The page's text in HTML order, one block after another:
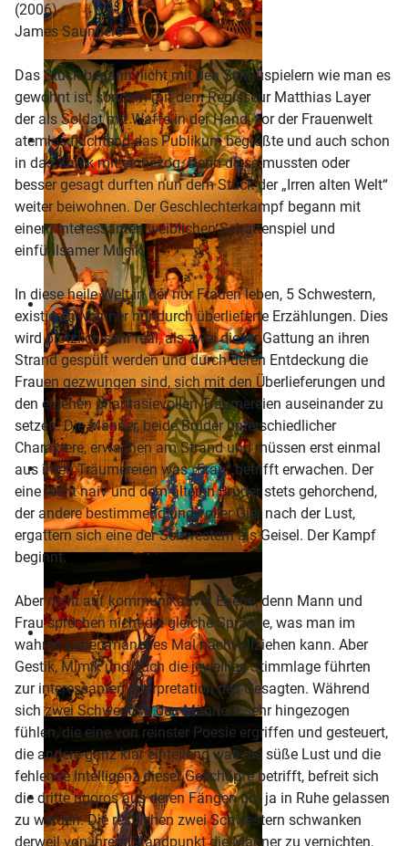
(2006)
James Saunders
Das Stück begann nicht mit den Schauspielern wie man es
gewohnt ist, sondern mit dem Regisseur Matthias Layer
der als Soldat mit Waffe in der Hand, vor der Frauenwelt
atemlos flüchtend das Publikum begrüßte und auch schon
in das Stück mit einbezog. Denn diese mussten oder
besser gesagt durften nun dem Stück der „Irren alten Welt“
weiter beiwohnen. Der Geschlechterkampf begann mit
einem interessanten weiblichen Schattenspiel und
einfühlsamer Musik.
In diese heile Welt in der nur Frauen leben, 5 Schwestern,
existieren Männer nur durch überlieferte Erzählungen. Dies
wird plötzlich sehr real, als zwei dieser Gattung an ihren
Strand gespült werden und durch deren Entdeckung die
Frauen gezwungen sind, sich mit den Überlieferungen und
den eigenen phantasievollen Träumereien auseinander zu
setzen. Die Männer, beide Brüder unterschiedlicher
Charaktere, erwachen am Strand und müssen erst einmal
aus ihren Träumereien was „Frau“ betrifft erwachen. Der
eine recht naiv und dem älteren Bruder stets gehorchend,
der andere bestimmend und voller Gier nach der Lust,
ergattern sich eine der Schwestern als Geisel. Der Kampf
beginnt.
Aber nicht auf kommunikativer Ebene, denn Mann und
Frau sprechen nicht die gleiche Sprache, was man im
wahren Leben manches Mal nachvollziehen kann. Aber
Gestik, Mimik und auch die jeweilige Stimmlage führten
zur interessanten Interpretation des Gesagten. Während
sich zwei Schwestern den Männern sehr hingezogen
fühlen, die eine von reinster Poesie ergriffen und gesteuert,
die andere ganz klar einteilend was die süße Lust und die
fehlende Intelligenz dieser Geschöpfe betrifft, befreit sich
die dritte rigoros aus deren Fängen um ja in Ruhe gelassen
zu werden. Die restlichen zwei Schwestern schwanken
derweil von ihrem Standpunkt die Männer zu vernichten,